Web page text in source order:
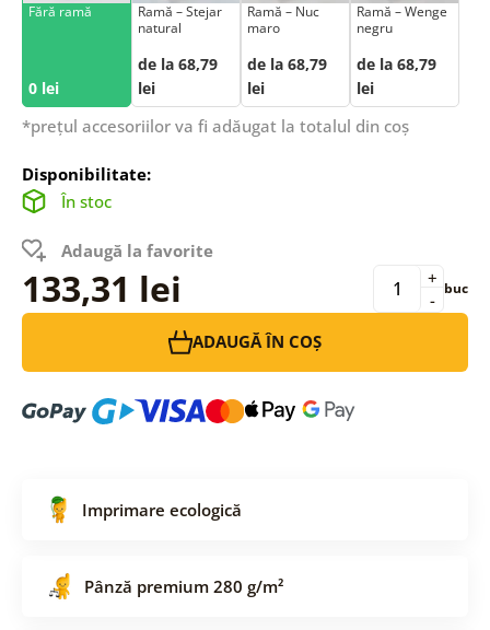
Fără ramă
0 lei
Ramă – Stejar
natural
de la 68,79
lei
Ramă – Nuc
maro
de la 68,79
lei
Ramă – Wenge
negru
de la 68,79
lei
*prețul accesoriilor va fi adăugat la totalul din coș
Disponibilitate:
În stoc
Adaugă la favorite
133,31 lei -
+ buc
ADAUGĂ ÎN COȘ
Imprimare ecologică
Pânză premium 280 g/m²